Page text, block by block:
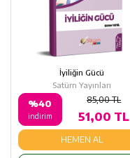
İyiliğin Gücü
Satürn Yayınları
%40
indirim
85,00 TL
51,00 TL
HEMEN AL